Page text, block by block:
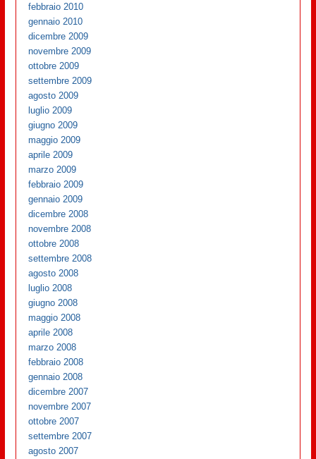
febbraio 2010
gennaio 2010
dicembre 2009
novembre 2009
ottobre 2009
settembre 2009
agosto 2009
luglio 2009
giugno 2009
maggio 2009
aprile 2009
marzo 2009
febbraio 2009
gennaio 2009
dicembre 2008
novembre 2008
ottobre 2008
settembre 2008
agosto 2008
luglio 2008
giugno 2008
maggio 2008
aprile 2008
marzo 2008
febbraio 2008
gennaio 2008
dicembre 2007
novembre 2007
ottobre 2007
settembre 2007
agosto 2007